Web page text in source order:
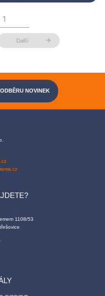
Další arrow_forward
NOVINEK
1108/53